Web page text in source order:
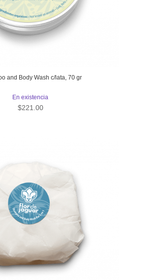
and Body Wash c/lata, 70 gr
En existencia
$221.00